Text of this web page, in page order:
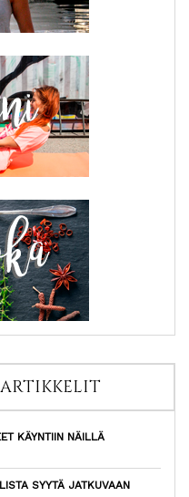
KÄYNTIIN NÄILLÄ
SYYTÄ JATKUVAAN